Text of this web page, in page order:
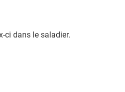
ci dans le saladier.